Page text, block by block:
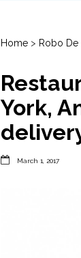
Home > Robo De
York,
 March 1, 2017